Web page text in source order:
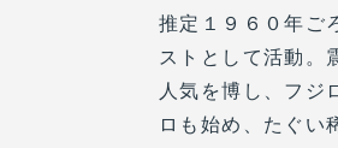
推定１９６０年ご
ストとして活動。
人気を博し、フジ
ロも始め、たぐい